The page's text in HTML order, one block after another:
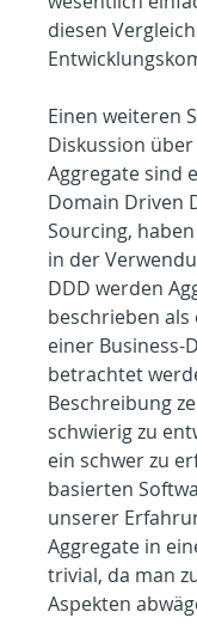
diesen
Einen weiteren
Diskussion
Aggregate sind
Domain Driven
Sourcing,
in der
DDD werden
beschrieben als
einer Business-
betrachtet
Beschreibung
schwierig zu
ein schwer zu
basierten
unserer
Aggregate in
trivial, da man
Aspekten